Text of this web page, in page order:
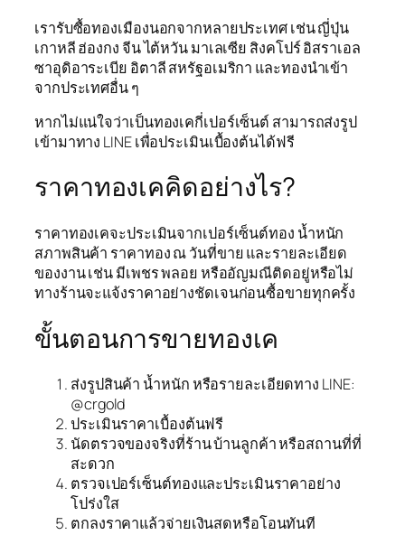
เรารับซื้อทองเมืองนอกจากหลายประเทศ เช่น ญี่ปุ่น
เกาหลี ฮ่องกง จีน ไต้หวัน มาเลเซีย สิงคโปร์ อิสราเอล
ซาอุดิอาระเบีย อิตาลี สหรัฐอเมริกา และทองนำเข้า
จากประเทศอื่น ๆ
หากไม่แน่ใจว่าเป็นทองเคกี่เปอร์เซ็นต์ สามารถส่งรูป
เข้ามาทาง LINE เพื่อประเมินเบื้องต้นได้ฟรี
ราคาทองเคคิดอย่างไร?
ราคาทองเคจะประเมินจากเปอร์เซ็นต์ทอง น้ำหนัก
สภาพสินค้า ราคาทอง ณ วันที่ขาย และรายละเอียด
ของงาน เช่น มีเพชร พลอย หรืออัญมณีติดอยู่หรือไม่
ทางร้านจะแจ้งราคาอย่างชัดเจนก่อนซื้อขายทุกครั้ง
ขั้นตอนการขายทองเค
ส่งรูปสินค้า น้ำหนัก หรือรายละเอียดทาง LINE:
@crgold
ประเมินราคาเบื้องต้นฟรี
นัดตรวจของจริงที่ร้าน บ้านลูกค้า หรือสถานที่ที่
สะดวก
ตรวจเปอร์เซ็นต์ทองและประเมินราคาอย่าง
โปร่งใส
ตกลงราคาแล้วจ่ายเงินสดหรือโอนทันที